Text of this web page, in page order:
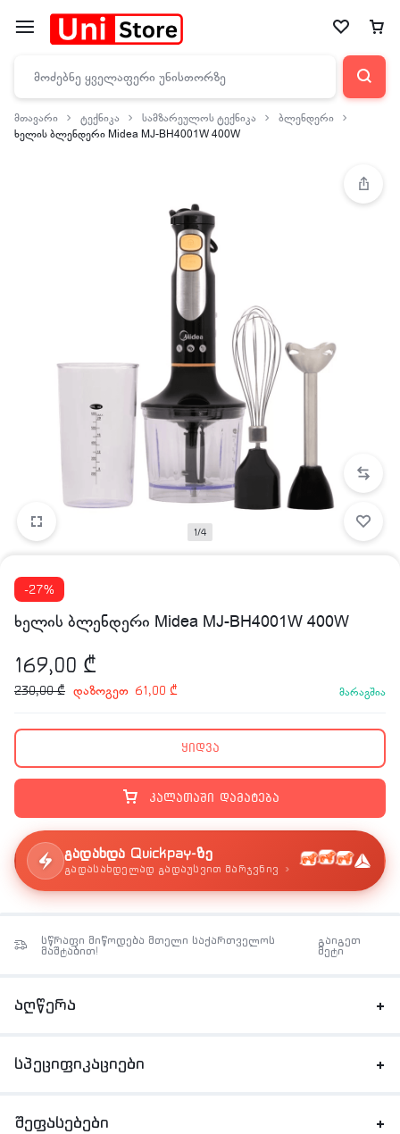
მთავარი ტექნიკა სამზარეულოს ტექნიკა
ბლენდერი
ხელის ბლენდერი Midea MJ-BH4001W 400W
1/4
-27%
ხელის ბლენდერი Midea MJ-BH4001W 400W
169,00 ₾
230,00₾ დაზოგეთ 61,00 ₾ მარაგშია
კალათაში დამატება
ყიდვა
გადახდა Quickpay-ზე
გადასახდელად გადაუსვით მარჯვნივ ›
სწრაფი მიწოდება მთელი საქართველოს
მაშტაბით!
გაიგეთ
მეტი
აღწერა
სპეციფიკაციები
შეფასებები